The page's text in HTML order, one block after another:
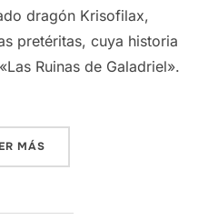
dragón Krisofilax,
pretéritas, cuya historia
Ruinas de Galadriel».
MÁS